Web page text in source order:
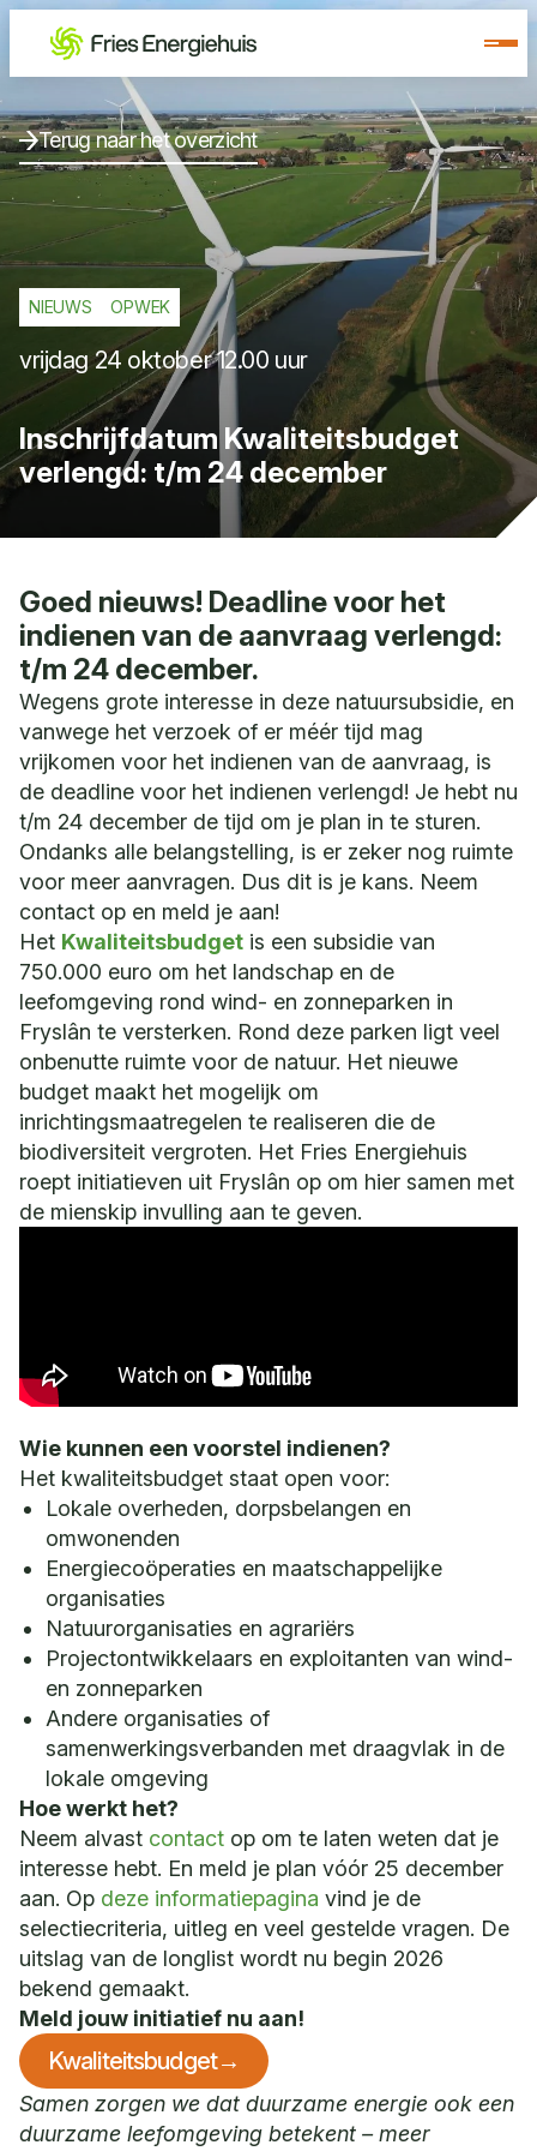
Terug naar het overzicht
NIEUWS OPWEK
vrijdag 24 oktober 12.00 uur
Inschrijfdatum Kwaliteitsbudget
verlengd: t/m 24 december
Goed nieuws! Deadline voor het
indienen van de aanvraag verlengd:
t/m 24 december.
Wegens grote interesse in deze natuursubsidie, en
vanwege het verzoek of er méér tijd mag
vrijkomen voor het indienen van de aanvraag, is
de deadline voor het indienen verlengd! Je hebt nu
t/m 24 december de tijd om je plan in te sturen.
Ondanks alle belangstelling, is er zeker nog ruimte
voor meer aanvragen. Dus dit is je kans. Neem
contact op en meld je aan!
Het Kwaliteitsbudget is een subsidie van
750.000 euro om het landschap en de
leefomgeving rond wind- en zonneparken in
Fryslân te versterken. Rond deze parken ligt veel
onbenutte ruimte voor de natuur. Het nieuwe
budget maakt het mogelijk om
inrichtingsmaatregelen te realiseren die de
biodiversiteit vergroten. Het Fries Energiehuis
roept initiatieven uit Fryslân op om hier samen met
de mienskip invulling aan te geven.
Wie kunnen een voorstel indienen?
Het kwaliteitsbudget staat open voor:
Lokale overheden, dorpsbelangen en
omwonenden
Energiecoöperaties en maatschappelijke
organisaties
Natuurorganisaties en agrariërs
Projectontwikkelaars en exploitanten van wind-
en zonneparken
Andere organisaties of
samenwerkingsverbanden met draagvlak in de
lokale omgeving
Hoe werkt het?
Neem alvast contact op om te laten weten dat je
interesse hebt. En meld je plan vóór 25 december
aan. Op deze informatiepagina vind je de
selectiecriteria, uitleg en veel gestelde vragen. De
uitslag van de longlist wordt nu begin 2026
bekend gemaakt.
Meld jouw initiatief nu aan!
Kwaliteitsbudget→
Samen zorgen we dat duurzame energie ook een
duurzame leefomgeving betekent – meer